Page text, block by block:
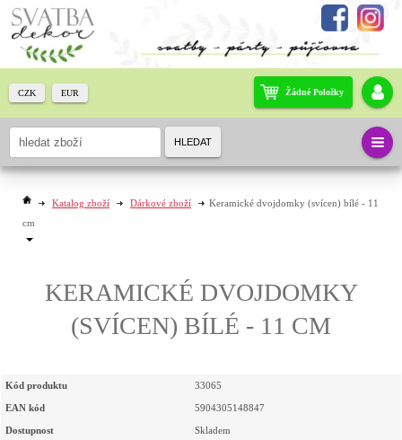
Katalog zboží Dárkové zboží
Keramické dvojdomky (svícen) bílé - 11
cm
KERAMICKÉ DVOJDOMKY
(SVÍCEN) BÍLÉ - 11 CM
Kód produktu 33065
EAN kód 5904305148847
Dostupnost Skladem
Žádné Položky
CZK EUR
HLEDAT